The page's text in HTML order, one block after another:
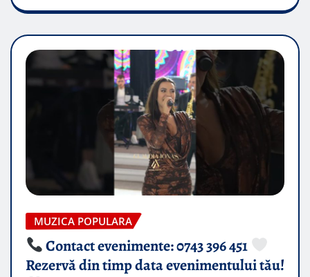
MUZICA POPULARA
Contact evenimente: 0743 396 451
Rezervă din timp data evenimentului tău!